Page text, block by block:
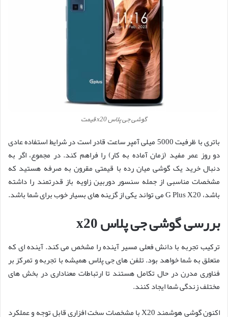
گوشی جی پلاس x20 قیمت
باتری با ظرفیت 5000 میلی آمپر ساعت قادر است در شرایط استفاده عادی
دو روز عمر مفید (زمان آماده به کار) را فراهم کند. در مجموع، اگر به
دنبال خرید یک گوشی میان رده با قیمتی مقرون به صرفه هستید که
مشخصات مناسبی از جمله سنسور دوربین زاویه باز قدرتمند را داشته
باشد، G Plus X20 می تواند یکی از گزینه های بسیار خوب برای شما باشد.
بررسی گوشی جی پلاس x20
ترکیب تجربه با دانش فعلی مسیر آینده را مشخص می کند. آینده ای که
متعلق به شما خواهد بود. تلفن های جی پلاس همیشه با تجربه و تمرکز بر
فناوری مدرن در حال تکامل هستند تا ارتباطات معناداری در بخش های
مختلف زندگی شما ایجاد کنند.
اکنون گوشی هوشمند X20 با مشخصات سخت افزاری قابل توجه و عملکرد